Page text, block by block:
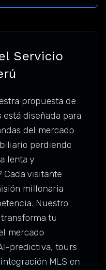
Servicio
propuesta de
diseñada para
del mercado
perdiendo
lenta y
Cada visitante
millonaria
Nuestro
tu
mercado
predictiva, tours
MLS en